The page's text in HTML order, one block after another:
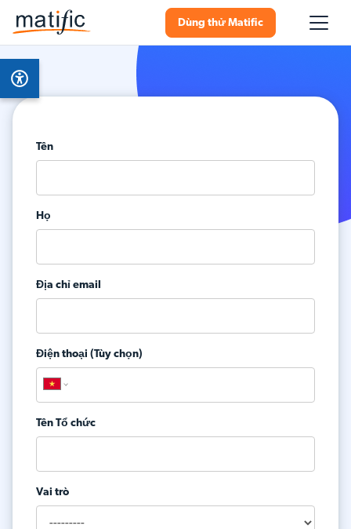
Dùng thử Matific
Tên
Họ
Địa chỉ email
Điện thoại (Tùy chọn)
Vai trò
Tên Tổ chức